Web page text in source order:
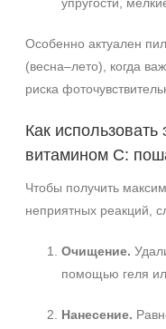
Особенно актуален
(весна–лето), когда
риска
Как
витамином C:
Чтобы получить
неприятных реакций,
Очищение.
помощью геля
Нанесение.